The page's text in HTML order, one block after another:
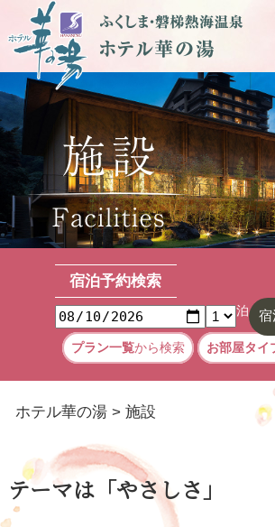
宿泊予約検索
泊 宿
プラン一覧から検索 お部屋タイ
ホテル華の湯 > 施設
テーマは「やさしさ」